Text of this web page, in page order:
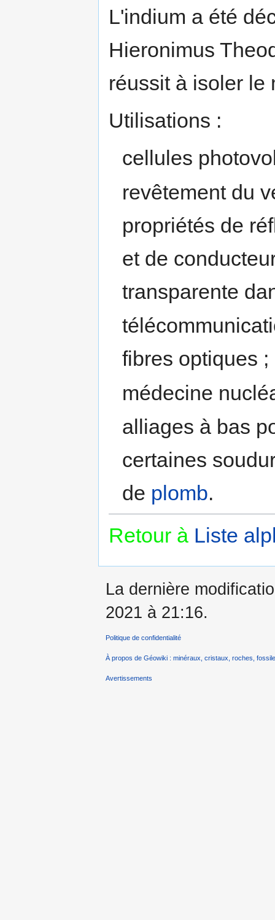
L'indium a été
Hieronimus
réussit à isoler le
Utilisations :
cellules
revêtement du
propriétés de
et de
transparente
fibres optiques ;
médecine
alliages à bas
certaines
de plomb.
Retour à Liste
La dernière
2021 à 21:16.
Politique de confidentialité
À propos de Géowiki : minéraux, cristaux, roches,
Avertissements